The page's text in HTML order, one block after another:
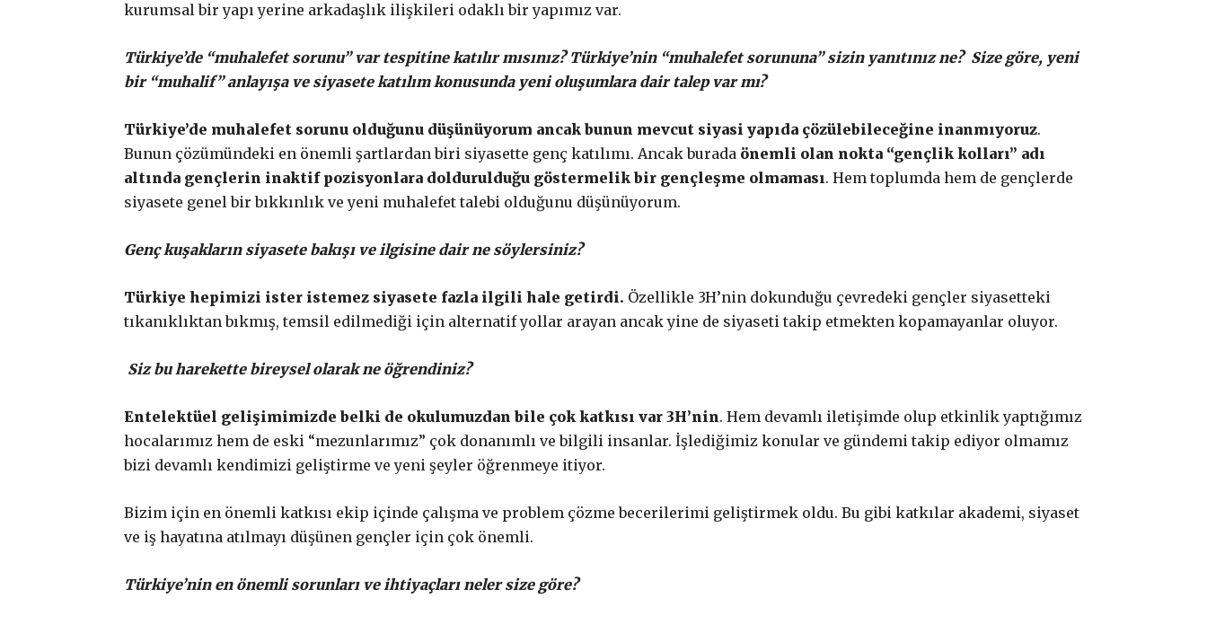
kurumsal bir yapı yerine arkadaşlık ilişkileri odaklı bir yapımız var.
Türkiye’de “muhalefet sorunu” var tespitine katılır mısınız? Türkiye’nin “muhalefet sorununa” sizin yanıtınız ne? Size göre, yeni
bir “muhalif” anlayışa ve siyasete katılım konusunda yeni oluşumlara dair talep var mı?
Türkiye’de muhalefet sorunu olduğunu düşünüyorum ancak bunun mevcut siyasi yapıda çözülebileceğine inanmıyoruz.
Bunun çözümündeki en önemli şartlardan biri siyasette genç katılımı. Ancak burada önemli olan nokta “gençlik kolları” adı
altında gençlerin inaktif pozisyonlara doldurulduğu göstermelik bir gençleşme olmaması. Hem toplumda hem de gençlerde
siyasete genel bir bıkkınlık ve yeni muhalefet talebi olduğunu düşünüyorum.
Genç kuşakların siyasete bakışı ve ilgisine dair ne söylersiniz?
Türkiye hepimizi ister istemez siyasete fazla ilgili hale getirdi. Özellikle 3H’nin dokunduğu çevredeki gençler siyasetteki
tıkanıklıktan bıkmış, temsil edilmediği için alternatif yollar arayan ancak yine de siyaseti takip etmekten kopamayanlar oluyor.
Siz bu harekette bireysel olarak ne öğrendiniz?
Entelektüel gelişimimizde belki de okulumuzdan bile çok katkısı var 3H’nin. Hem devamlı iletişimde olup etkinlik yaptığımız
hocalarımız hem de eski “mezunlarımız” çok donanımlı ve bilgili insanlar. İşlediğimiz konular ve gündemi takip ediyor olmamız
bizi devamlı kendimizi geliştirme ve yeni şeyler öğrenmeye itiyor.
Bizim için en önemli katkısı ekip içinde çalışma ve problem çözme becerilerimi geliştirmek oldu. Bu gibi katkılar akademi, siyaset
ve iş hayatına atılmayı düşünen gençler için çok önemli.
Türkiye’nin en önemli sorunları ve ihtiyaçları neler size göre?